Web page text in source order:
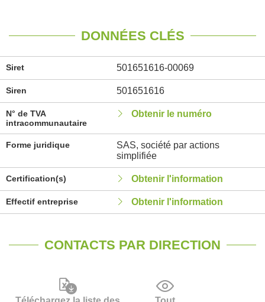
DONNÉES CLÉS
Siret 501651616-00069
Siren 501651616
N° de TVA
intracommunautaire
Obtenir le numéro
Forme juridique
SAS, société par actions
simplifiée
Certification(s) Obtenir l'information
Effectif entreprise Obtenir l'information
CONTACTS PAR DIRECTION